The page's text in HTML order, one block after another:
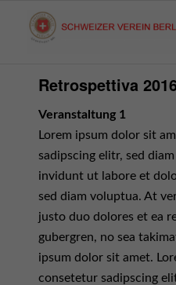
Retrospettiva
Veranstaltung 1
Lorem ipsum dolor sit
sadipscing elitr, sed
invidunt ut labore et
sed diam voluptua. At
justo duo dolores et ea
gubergren, no sea
ipsum dolor sit amet.
consetetur sadipscing